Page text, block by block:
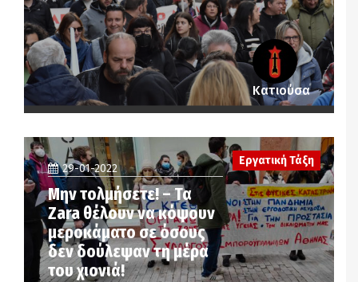
Κατιούσα
29-01-2022
Μην τολμήσετε! – Τα
Zara θέλουν να κόψουν
μεροκάματο σε όσους
δεν δούλεψαν τη μέρα
του χιονιά!
Εργατική Τάξη